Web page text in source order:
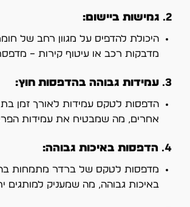
2. גמישות ביישום:
היכולת להדפיס על מגוון רחב של
מדבקות רכב או עיטוף קירות –
3. עמידות גבוהה בהדפסות חוץ:
הדפסות לטקס עמידות לאורך זמן
אחרים, מה שמבטיח את עמידות
4. הדפסות באיכות גבוהה:
מדפסות לטקס של ברדר מתמחות
באיכות גבוהה, מה שמעניק למותגים